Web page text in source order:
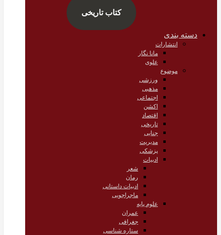
کتاب تاریخی
دسته بندی
انتشارات
مانا نگار
علوی
موضوع
ورزشی
مذهبی
اجتماعی
اکشن
اقتصاد
تاریخی
جنایی
مدیریت
پزشکی
ادبیات
شعر
رمان
ادبیات داستانی
ماجراجویی
علوم پایه
عمران
جغرافی
ستاره شناسی